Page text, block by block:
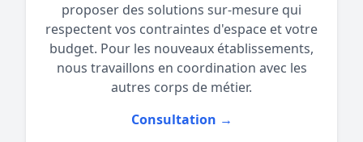
proposer des solutions sur-mesure qui
respectent vos contraintes d'espace et votre
budget. Pour les nouveaux établissements,
nous travaillons en coordination avec les
autres corps de métier.
Consultation →